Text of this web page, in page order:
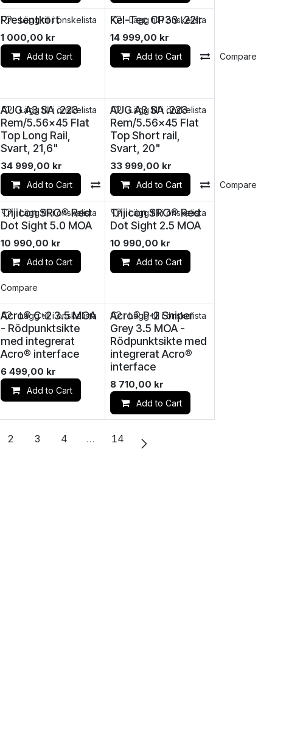
Presentkort
1 000,00 kr
Add to Cart
Lägg till i önskelista Kel-Tec CP33 .22lr
14 999,00 kr
Add to Cart Compare
Lägg till i önskelista
Compare
AUG A3 SA .223
Rem/5.56x45 Flat
Top Long Rail,
Svart, 21,6"
34 999,00 kr
Add to Cart Compare
Lägg till i önskelista
AUG A3 SA .223
Rem/5.56x45 Flat
Top Short rail,
Svart, 20"
33 999,00 kr
Add to Cart Compare
Lägg till i önskelista
Compare
Trijicon SRO® Red
Dot Sight 5.0 MOA
10 990,00 kr
Add to Cart
Lägg till i önskelista
Trijicon SRO® Red
Dot Sight 2.5 MOA
10 990,00 kr
Add to Cart
Lägg till i önskelista
Acro® C-2 3.5 MOA
- Rödpunktsikte
med integrerat
Acro® interface
6 499,00 kr
Add to Cart
Lägg till i önskelista
Acro® P-2 Sniper
Grey 3.5 MOA -
Rödpunktsikte med
integrerat Acro®
interface
8 710,00 kr
Add to Cart
Lägg till i önskelista
2 3 4 … 14